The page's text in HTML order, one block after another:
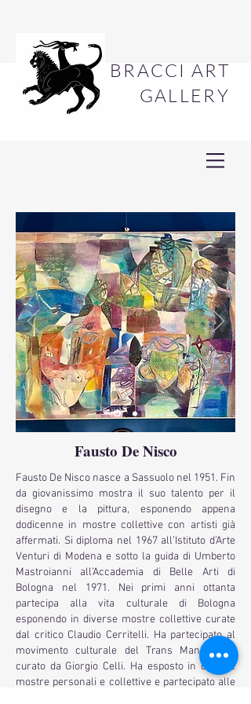
BRACCI ART
GALLERY
Fausto De Nisco
Fausto De Nisco nasce a Sassuolo nel 1951. Fin
da giovanissimo mostra il suo talento per il
disegno e la pittura, esponendo appena
dodicenne in mostre collettive con artisti già
affermati. Si diploma nel 1967 all’Istituto d’Arte
Venturi di Modena e sotto la guida di Umberto
Mastroianni all’Accademia di Belle Arti di
Bologna nel 1971. Nei primi anni ottanta
partecipa alla vita culturale di Bologna
esponendo in diverse mostre collettive curate
dal critico Claudio Cerritelli. Ha partecipato al
movimento culturale del Trans Manierismo
curato da Giorgio Celli. Ha esposto in diverse
mostre personali e collettive e partecipato alle